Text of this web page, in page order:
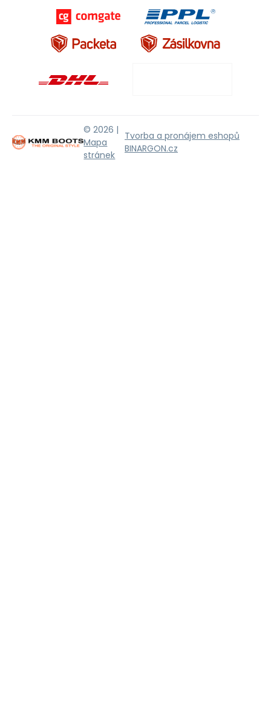
© 2026 |
Mapa
stránek
Tvorba a pronájem eshopů
BINARGON.cz